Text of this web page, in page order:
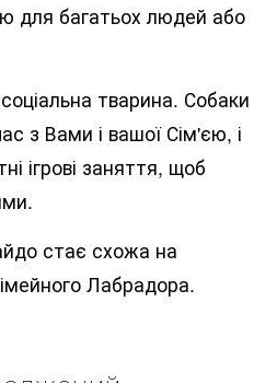
для багатьох людей або
тварина. Собаки
з Вами і вашої Сім'єю, і
ігрові заняття, щоб
стає схожа на
Лабрадора.